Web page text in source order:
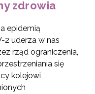
zdrowia
epidemią
2 uderza w nas
rząd ograniczenia,
się
kolejowi